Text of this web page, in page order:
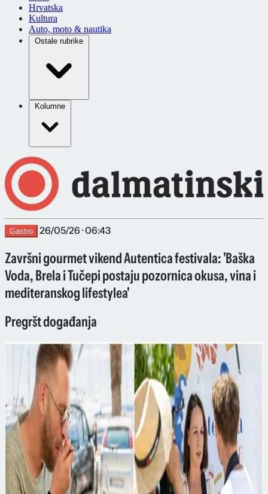
Hrvatska
Kultura
Auto, moto & nautika
Ostale rubrike
Kolumne
Gastro 26/05/26 · 06:43
Završni gourmet vikend Autentica festivala: 'Baška
Voda, Brela i Tučepi postaju pozornica okusa, vina i
mediteranskog lifestylea'
Pregršt događanja